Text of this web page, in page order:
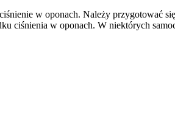
w oponach. Należy przygotować
ciśnienia w oponach. W niektórych